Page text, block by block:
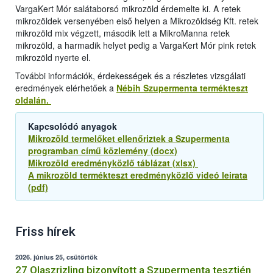
VargaKert Mór salátaborsó mikrozöld érdemelte ki. A retek
mikrozöldek versenyében első helyen a Mikrozöldség Kft. retek
mikrozöld mix végzett, második lett a MikroManna retek
mikrozöld, a harmadik helyet pedig a VargaKert Mór pink retek
mikrozöld nyerte el.
További információk, érdekességek és a részletes vizsgálati
eredmények elérhetőek a Nébih Szupermenta termékteszt
oldalán.
Kapcsolódó anyagok
Mikrozöld termelőket ellenőriztek a Szupermenta
programban című közlemény (docx)
Mikrozöld eredményközlő táblázat (xlsx)
A mikrozöld termékteszt eredményközlő videó leirata
(pdf)
Friss hírek
2026. június 25, csütörtök
27 Olaszrizling bizonyított a Szupermenta tesztjén